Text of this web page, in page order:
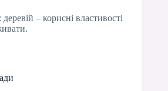
– корисні властивості